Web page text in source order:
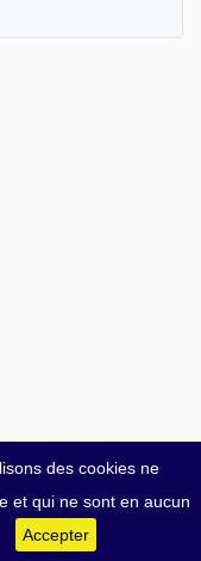
des cookies ne
et qui ne sont en aucun
Accepter